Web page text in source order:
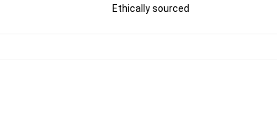
Ethically sourced